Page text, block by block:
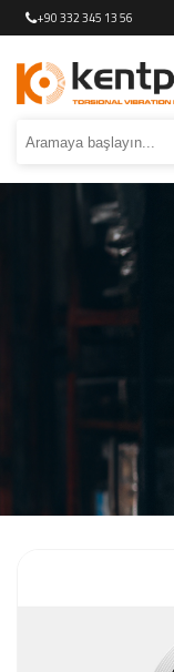
+90 332 345 13 56